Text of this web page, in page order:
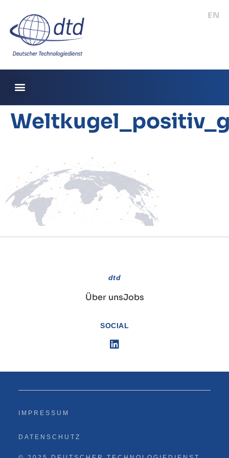
EN
dtd
Über unsJobs
SOCIAL
IMPRESSUM
DATENSCHUTZ